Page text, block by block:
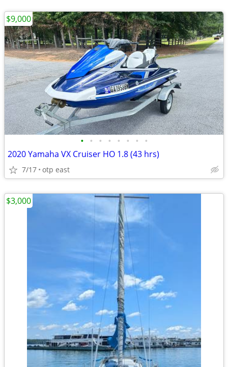
• • • • • • • •
2020 Yamaha VX Cruiser HO 1.8 (43 hrs)
7/17 otp east
$9,000
$3,000